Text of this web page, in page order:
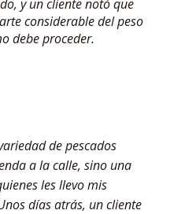
y un cliente notó que
considerable del peso
debe proceder.
de pescados
a la calle, sino una
les llevo mis
días atrás, un cliente